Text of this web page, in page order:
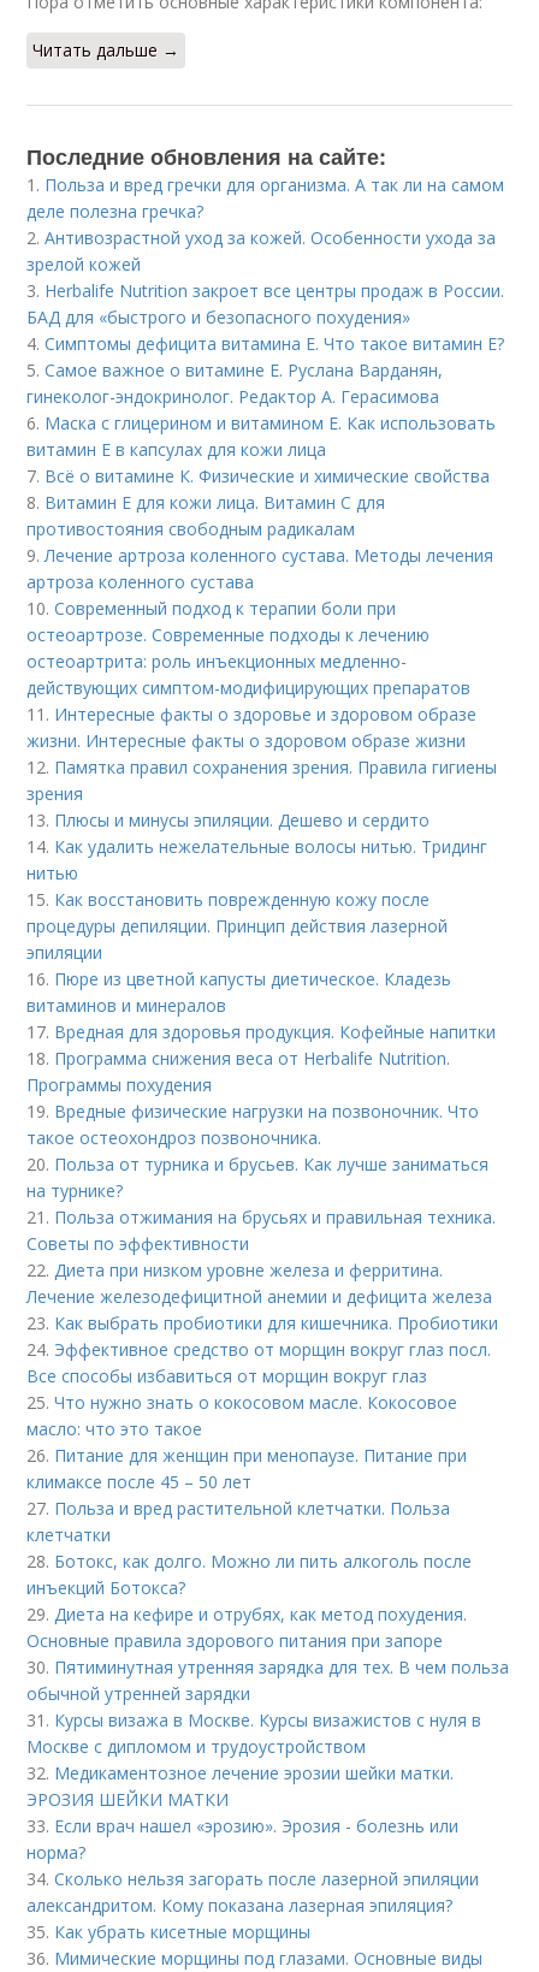
Читать дальше →
Последние обновления на сайте:
1. Польза и вред гречки для организма. А так ли на самом
деле полезна гречка?
2.Антивозрастной уход за кожей. Особенности ухода за
зрелой кожей
3. Herbalife Nutrition закроет все центры продаж в России.
БАД для «быстрого и безопасного похудения»
4.Симптомы дефицита витамина E. Что такое витамин Е?
5.Самое важное о витамине Е. Руслана Варданян,
гинеколог-эндокринолог. Редактор А. Герасимова
6. Маска с глицерином и витамином Е. Как использовать
витамин E в капсулах для кожи лица
7. Всё о витамине К. Физические и химические свойства
8. Витамин Е для кожи лица. Витамин С для
противостояния свободным радикалам
9.Лечение артроза коленного сустава. Методы лечения
артроза коленного сустава
10.Современный подход к терапии боли при
остеоартрозе. Современные подходы к лечению
остеоартрита: роль инъекционных медленно-
действующих симптом-модифицирующих препаратов
11. Интересные факты о здоровье и здоровом образе
жизни. Интересные факты о здоровом образе жизни
12. Памятка правил сохранения зрения. Правила гигиены
зрения
13. Плюсы и минусы эпиляции. Дешево и сердито
14. Как удалить нежелательные волосы нитью. Тридинг
нитью
15. Как восстановить поврежденную кожу после
процедуры депиляции. Принцип действия лазерной
эпиляции
16. Пюре из цветной капусты диетическое. Кладезь
витаминов и минералов
17. Вредная для здоровья продукция. Кофейные напитки
18. Программа снижения веса от Herbalife Nutrition.
Программы похудения
19. Вредные физические нагрузки на позвоночник. Что
такое остеохондроз позвоночника.
20. Польза от турника и брусьев. Как лучше заниматься
на турнике?
21. Польза отжимания на брусьях и правильная техника.
Советы по эффективности
22.Диета при низком уровне железа и ферритина.
Лечение железодефицитной анемии и дефицита железа
23. Как выбрать пробиотики для кишечника. Пробиотики
24. Эффективное средство от морщин вокруг глаз посл.
Все способы избавиться от морщин вокруг глаз
25.Что нужно знать о кокосовом масле. Кокосовое
масло: что это такое
26. Питание для женщин при менопаузе. Питание при
климаксе после 45 – 50 лет
27. Польза и вред растительной клетчатки. Польза
клетчатки
28. Ботокс, как долго. Можно ли пить алкоголь после
инъекций Ботокса?
29.Диета на кефире и отрубях, как метод похудения.
Основные правила здорового питания при запоре
30. Пятиминутная утренняя зарядка для тех. В чем польза
обычной утренней зарядки
31. Курсы визажа в Москве. Курсы визажистов с нуля в
Москве с дипломом и трудоустройством
32. Медикаментозное лечение эрозии шейки матки.
ЭРОЗИЯ ШЕЙКИ МАТКИ
33. Если врач нашел «эрозию». Эрозия - болезнь или
норма?
34.Сколько нельзя загорать после лазерной эпиляции
александритом. Кому показана лазерная эпиляция?
35. Как убрать кисетные морщины
36. Мимические морщины под глазами. Основные виды